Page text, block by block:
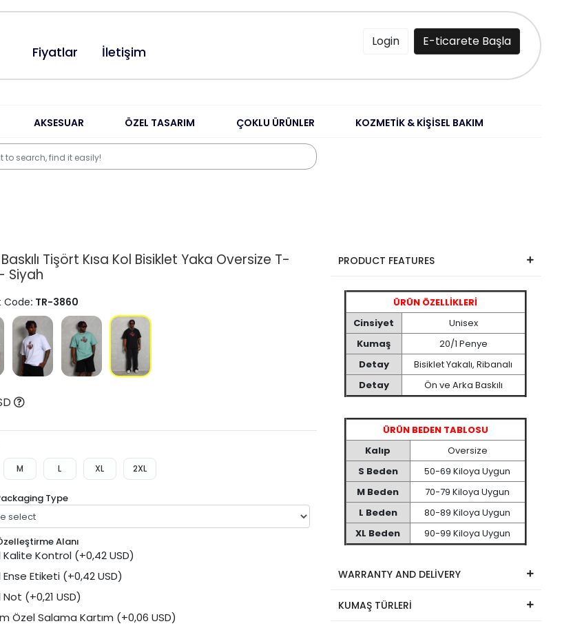
Fiyatlar İletişim
Login E-ticarete Başla
AKSESUAR ÖZEL TASARIM ÇOKLU ÜRÜNLER KOZMETİK & KİŞİSEL BAKIM
Tişört Kısa Kol Bisiklet Yaka Oversize T-
Siyah
Code: TR-3860
M L XL 2XL
Type
Alanı
Kalite Kontrol (+0,42 USD)
Ense Etiketi (+0,42 USD)
Not (+0,21 USD)
Özel Salama Kartım (+0,06 USD)
PRODUCT FEATURES
ÜRÜN ÖZELLİKLERİ
Cinsiyet
Unisex
Kumaş
20/1 Penye
Detay
Bisiklet Yakalı, Ribanalı
Detay
Ön ve Arka Baskılı
ÜRÜN BEDEN TABLOSU
Kalıp
Oversize
S Beden
50-69 Kiloya Uygun
M Beden
70-79 Kiloya Uygun
L Beden
80-89 Kiloya Uygun
XL Beden
90-99 Kiloya Uygun
WARRANTY AND DELİVERY
KUMAŞ TÜRLERİ